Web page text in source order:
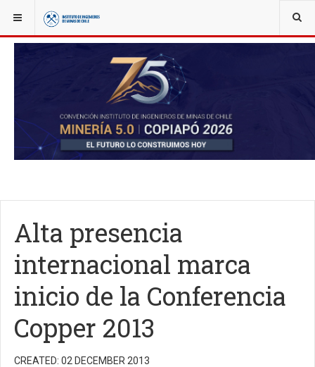
YOU ARE HERE: NOTICIAS
Alta presencia
internacional marca
inicio de la Conferencia
Copper 2013
CREATED: 02 DECEMBER 2013